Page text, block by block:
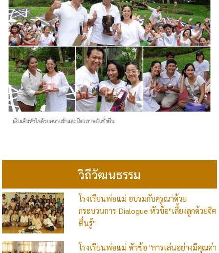
วิถีวัฒนธรรม
โรงเรียนพ่อแม่ อบรมกับครูณาด้วย
กระบวนการ Dialogue หัวข้อ"เลี้ยงลูกด้วยจิต
ตื่นรู้"
โรงเรียนพ่อแม่ หัวข้อ "การเล่นอย่างมีคุณค่า